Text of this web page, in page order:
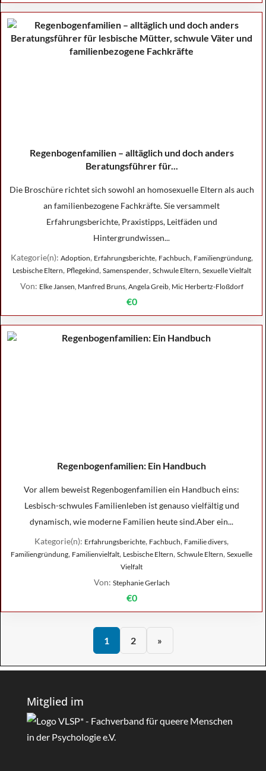
Regenbogenfamilien – alltäglich und doch anders
Beratungsführer für...
Die Broschüre richtet sich sowohl an homosexuelle Eltern als auch
an familienbezogene Fachkräfte. Sie versammelt
Erfahrungsberichte, Praxistipps, Leitfäden und
Hintergrundwissen...
Kategorie(n): Adoption, Erfahrungsberichte, Fachbuch, Familiengründung,
Lesbische Eltern, Pflegekind, Samenspender, Schwule Eltern, Sexuelle Vielfalt
Von: Elke Jansen, Manfred Bruns, Angela Greib, Mic Herbertz-Floßdorf
€0
Regenbogenfamilien: Ein Handbuch
Vor allem beweist Regenbogenfamilien ein Handbuch eins:
Lesbisch-schwules Familienleben ist genauso vielfältig und
dynamisch, wie moderne Familien heute sind.Aber ein...
Kategorie(n): Erfahrungsberichte, Fachbuch, Familie divers,
Familiengründung, Familienvielfalt, Lesbische Eltern, Schwule Eltern, Sexuelle
Vielfalt
Von: Stephanie Gerlach
€0
1 2 »
Mitglied im